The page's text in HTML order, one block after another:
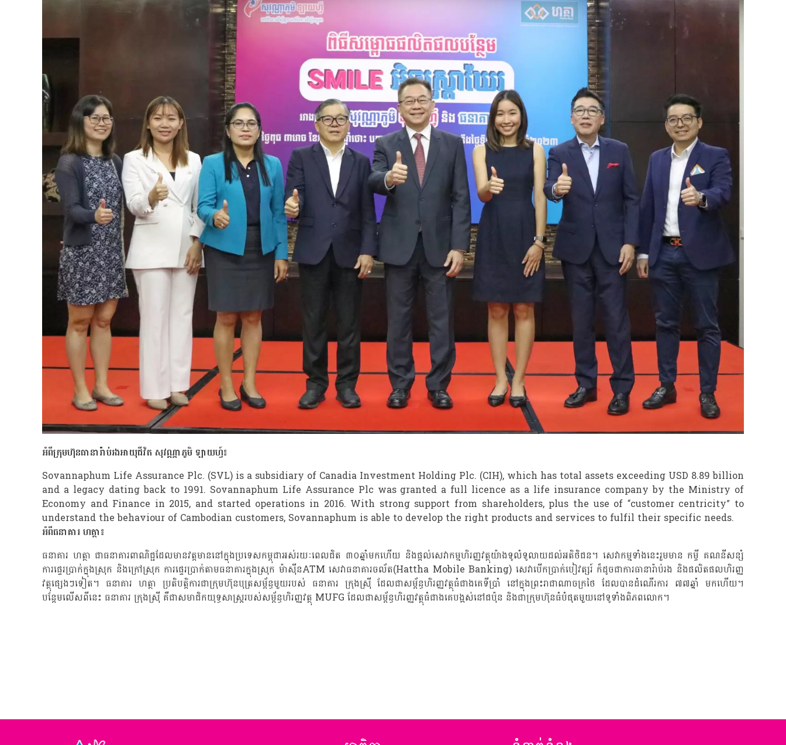
អំពីក្រុមហ៊ុនធានារ៉ាប់រងអាយុជីវិត សុវណ្ណាភូមិ ឡាយហ្វ៍៖
Sovannaphum Life Assurance Plc. (SVL) is a subsidiary of Canadia Investment Holding Plc. (CIH), which has total assets exceeding USD 8.89 billion
and a legacy dating back to 1991. Sovannaphum Life Assurance Plc was granted a full licence as a life insurance company by the Ministry of
Economy and Finance in 2015, and started operations in 2016. With strong support from shareholders, plus the use of “customer centricity” to
understand the behaviour of Cambodian customers, Sovannaphum is able to develop the right products and services to fulfil their specific needs.
អំពីធនាគារ ហត្ថា៖
ធនាគារ ហត្ថា ជាធនាគារពាណិជ្ជដែលមានវត្តមាននៅក្នុងប្រទេសកម្ពុជាអស់រយៈពេលជិត ៣០ឆ្នាំមកហើយ និងផ្តល់សេវាកម្មហិរញ្ញវត្ថុយ៉ាងទូលំទូលាយដល់អតិថិជន។ សេវាកម្មទាំងនេះរួមមាន កម្ចី គណនីសន្សំ
ការផ្ទេរប្រាក់ក្នុងស្រុក និងក្រៅស្រុក ការផ្ទេរប្រាក់តាមធនាគារក្នុងស្រុក ម៉ាស៊ីនATM សេវាធនាគារចល័ត(Hattha Mobile Banking) សេវាបើកប្រាក់បៀវត្សរ៍ ក៏ដូចជាការធានារ៉ាប់រង និងផលិតផលហិរញ្ញ
វត្ថុផ្សេងៗទៀត។ ធនាគារ ហត្ថា ប្រតិបត្តិការជាក្រុមហ៊ុនបុត្រសម្ព័ន្ធមួយរបស់ ធនាគារ ក្រុងស៊្រី ដែលជាសម្ព័ន្ធហិរញ្ញវត្ថុធំជាងគេទីប្រាំ នៅក្នុងព្រះរាជាណាចក្រថៃ ដែលបានដំណើរការ ៧៧ឆ្នាំ មកហើយ។
បន្តែមលើសពីនេះ ធនាគារ ក្រុងស៊្រី គឺជាសមាជិកយុទ្ធសាស្ត្ររបស់សម្ព័ន្ធហិរញ្ញវត្ថុ MUFG ដែលជាសម្ព័ន្ធហិរញ្ញវត្ថុធំជាងគេបង្អស់នៅជប៉ុន និងជាក្រុមហ៊ុនធំបំផុតមួយនៅទូទាំងពិភពលោក។